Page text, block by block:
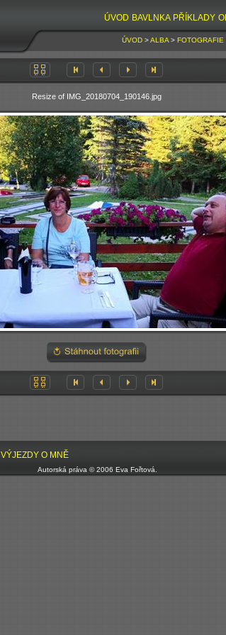
ÚVOD BAVLNKA PŘÍKLADY
ÚVOD>ALBA> FOTOGRAFIE
Resize of IMG_20180704_190146.jpg
VÝJEZDY O MNĚ
Autorská práva © 2006 Eva Fořtová.